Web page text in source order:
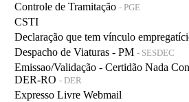
Controle de Tramitação - PGE
CSTI
Declaração que tem vínculo
Despacho de Viaturas - PM - SESDEC
Emissao/Validação - Certidão Nada
DER-RO - DER
Expresso Livre Webmail